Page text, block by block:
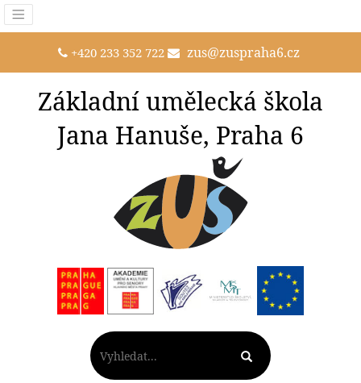
+420 233 352 722 zus@zuspraha6.cz
Základní umělecká škola
Jana Hanuše, Praha 6